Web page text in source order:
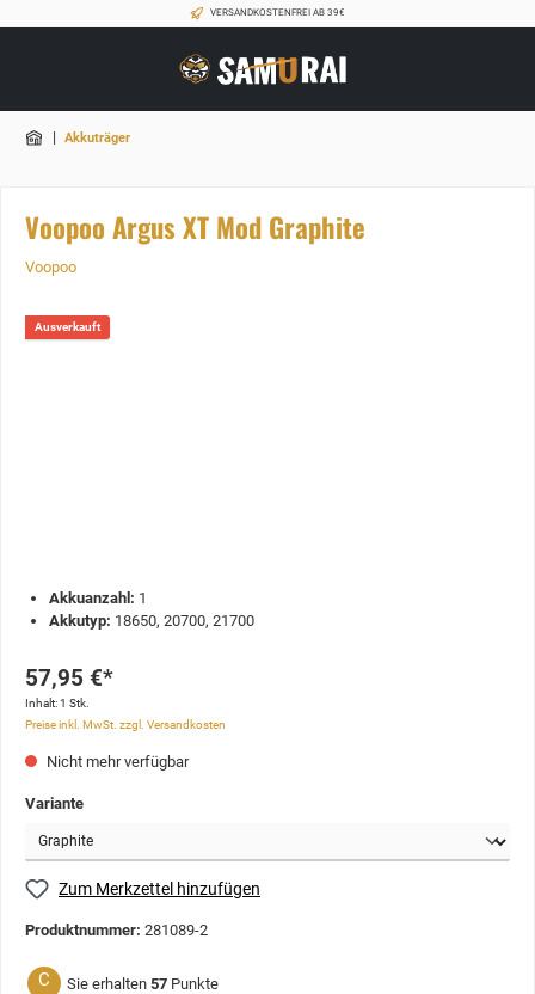
VERSANDKOSTENFREI AB 39€
| Akkuträger
Voopoo Argus XT Mod Graphite
Voopoo
Ausverkauft
Akkuanzahl: 1
Akkutyp: 18650, 20700, 21700
57,95 €*
Inhalt:1 Stk.
Preise inkl. MwSt. zzgl. Versandkosten
Nicht mehr verfügbar
Variante
Zum Merkzettel hinzufügen
Produktnummer: 281089-2
C Sie erhalten 57 Punkte